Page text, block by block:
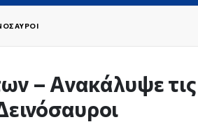
– Ανακάλυψε τις